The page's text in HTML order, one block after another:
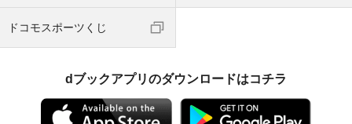
ドコモスポーツくじ
dブックアプリのダウンロードはコチラ